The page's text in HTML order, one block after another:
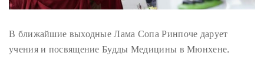
В ближайшие выходные Лама Сопа Ринпоче дарует
учения и посвящение Будды Медицины в Мюнхене.